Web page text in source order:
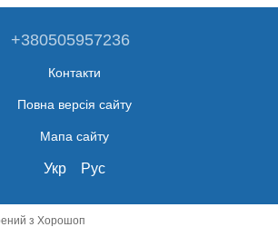
+380505957236
Контакти
Повна версія сайту
Мапа сайту
Укр Рус
з Хорошоп